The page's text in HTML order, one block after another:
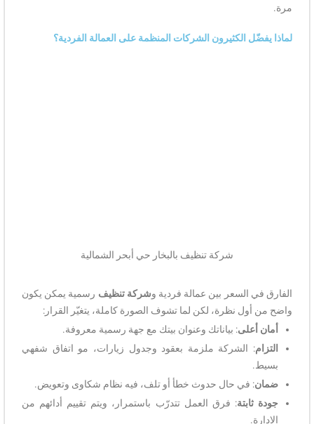
مرة.
لماذا يفضّل الكثيرون الشركات المنظمة على العمالة الفردية؟
شركة تنظيف بالبخار حي أبحر الشمالية
الفارق في السعر بين عمالة فردية وشركة تنظيف رسمية يمكن يكون
واضح من أول نظرة، لكن لما تشوف الصورة كاملة، يتغيّر القرار:
أمان أعلى: بياناتك وعنوان بيتك مع جهة رسمية معروفة.
التزام: الشركة ملزمة بعقود وجدول زيارات، مو اتفاق شفهي
بسيط.
ضمان: في حال حدوث خطأ أو تلف، فيه نظام شكاوى وتعويض.
جودة ثابتة: فرق العمل تتدرّب باستمرار، ويتم تقييم أدائهم من
الإدارة.